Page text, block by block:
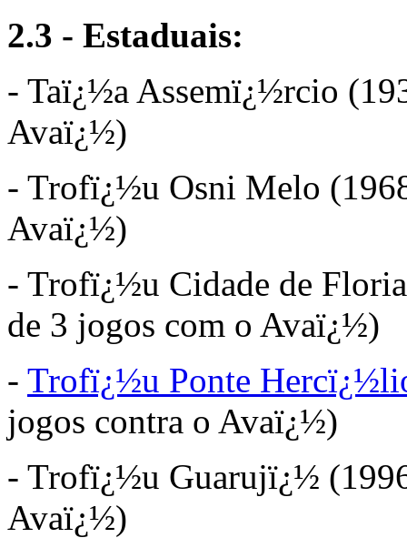
2.3 - Estaduais:
- Taï¿½a Assemï¿½rcio
Avaï¿½)
- Trofï¿½u Osni Melo
Avaï¿½)
- Trofï¿½u Cidade de
de 3 jogos com o Avaï¿½)
- Trofï¿½u Ponte
jogos contra o Avaï¿½)
- Trofï¿½u Guarujï¿½
Avaï¿½)